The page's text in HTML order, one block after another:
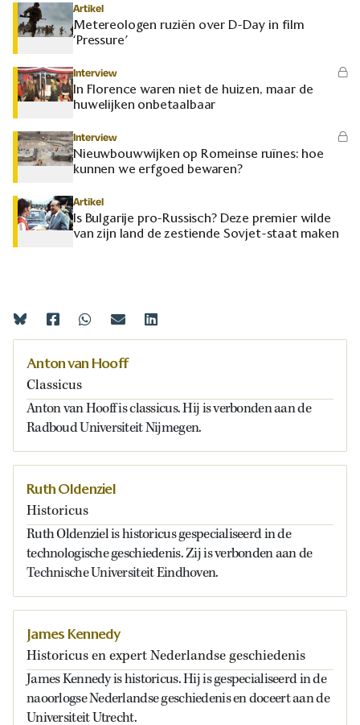
Artikel
Metereologen ruziën over D-Day in film
‘Pressure’
Interview
In Florence waren niet de huizen, maar de
huwelijken onbetaalbaar
Interview
Nieuwbouwwijken op Romeinse ruïnes: hoe
kunnen we erfgoed bewaren?
Artikel
Is Bulgarije pro-Russisch? Deze premier wilde
van zijn land de zestiende Sovjet-staat maken
Anton van Hooff
Classicus
Anton van Hooff is classicus. Hij is verbonden aan de
Radboud Universiteit Nijmegen.
Ruth Oldenziel
Historicus
Ruth Oldenziel is historicus gespecialiseerd in de
technologische geschiedenis. Zij is verbonden aan de
Technische Universiteit Eindhoven.
James Kennedy
Historicus en expert Nederlandse geschiedenis
James Kennedy is historicus. Hij is gespecialiseerd in de
naoorlogse Nederlandse geschiedenis en doceert aan de
Universiteit Utrecht.